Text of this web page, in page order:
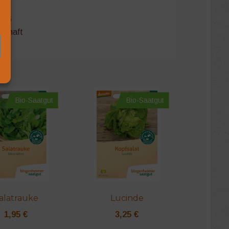
Bio-Saatgut
1,95€
Bio-Saatgut
Lucinde
3,25€